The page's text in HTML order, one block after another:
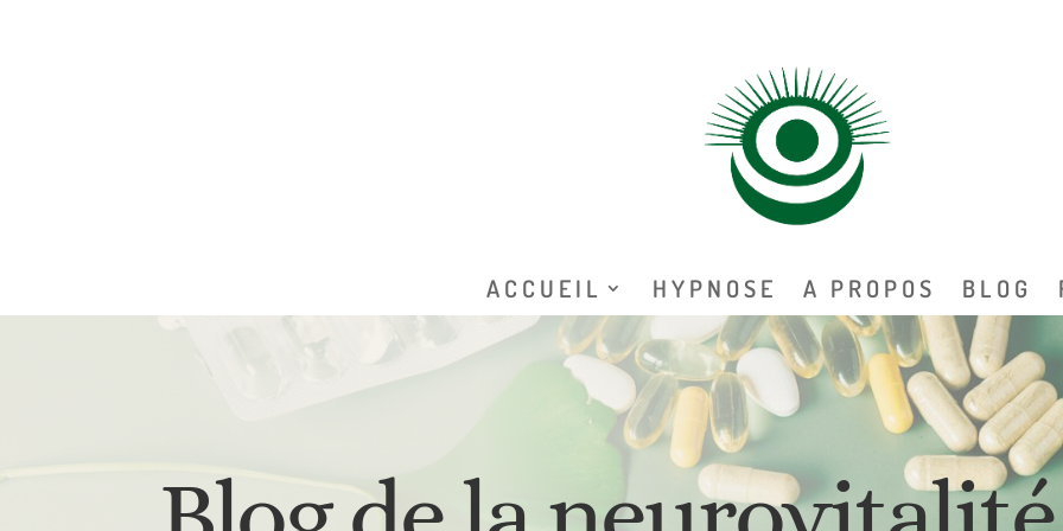
ACCUEIL HYPNOSE A PROPOS BLOG